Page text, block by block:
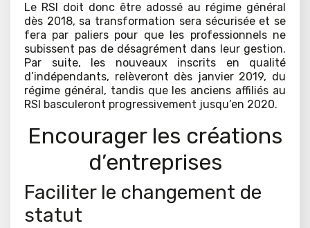
Le RSI doit donc être adossé au régime général
dès 2018, sa transformation sera sécurisée et se
fera par paliers pour que les professionnels ne
subissent pas de désagrément dans leur gestion.
Par suite, les nouveaux inscrits en qualité
d’indépendants, relèveront dès janvier 2019, du
régime général, tandis que les anciens affiliés au
RSI basculeront progressivement jusqu’en 2020.
Encourager les créations
d’entreprises
Faciliter le changement de
statut